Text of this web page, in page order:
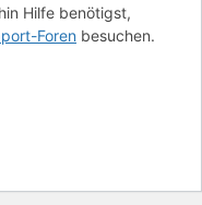
Hilfe benötigst,
Foren besuchen.